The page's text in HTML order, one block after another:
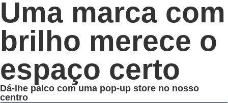
Uma marca com
brilho merece o
espaço certo
Dá-lhe palco com uma pop-up store no nosso
centro